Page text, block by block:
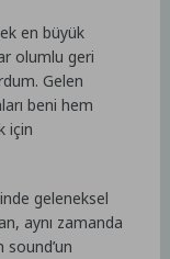
en büyük
olumlu geri
Gelen
beni hem
için
geleneksel
aynı zamanda
sound’un